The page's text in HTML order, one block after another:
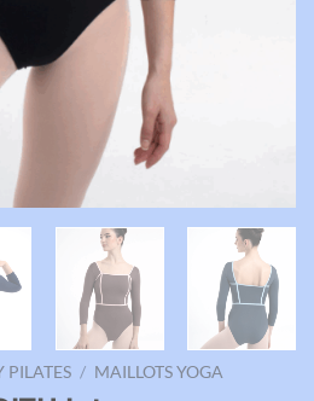
PILATES / MAILLOTS YOGA